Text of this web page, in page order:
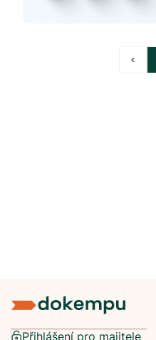
<
Přihlášení pro majitele